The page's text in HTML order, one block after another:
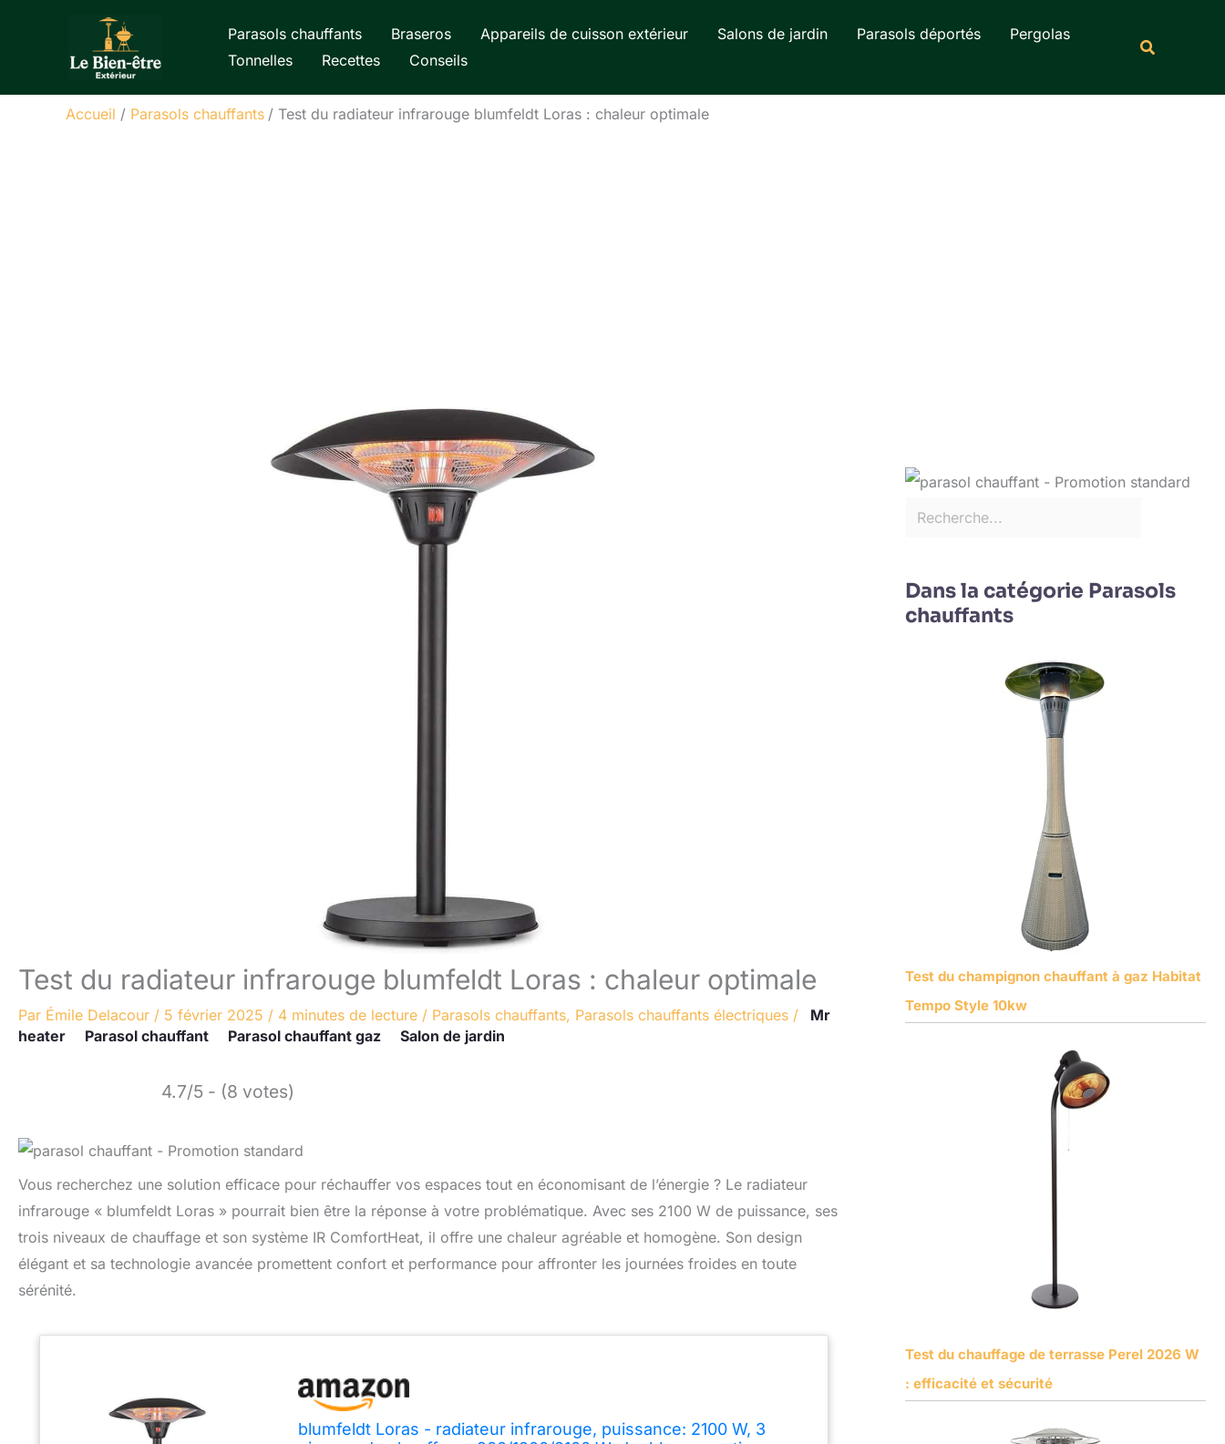
Parasols chauffants Braseros Appareils de cuisson extérieur Salons de jardin Parasols déportés
Pergolas
Tonnelles
Recettes Conseils
Accueil Parasols chauffants Test du radiateur infrarouge blumfeldt Loras : chaleur optimale
Test du radiateur infrarouge blumfeldt Loras : chaleur optimale
Par Émile Delacour / 5 février 2025 / 4 minutes de lecture / Parasols chauffants, Parasols chauffants électriques /
Mr
heater
Parasol chauffant Parasol chauffant gaz Salon de jardin
4.7/5 - (8 votes)
Vous recherchez une solution efficace pour réchauffer vos espaces tout en économisant de l’énergie ? Le radiateur
infrarouge « blumfeldt Loras » pourrait bien être la réponse à votre problématique. Avec ses 2100 W de puissance, ses
trois niveaux de chauffage et son système IR ComfortHeat, il offre une chaleur agréable et homogène. Son design
élégant et sa technologie avancée promettent confort et performance pour affronter les journées froides en toute
sérénité.
blumfeldt Loras - radiateur infrarouge, puissance: 2100 W, 3
Dans la catégorie Parasols
chauffants
Test du champignon chauffant à gaz Habitat
Tempo Style 10kw
Test du chauffage de terrasse Perel 2026 W
: efficacité et sécurité